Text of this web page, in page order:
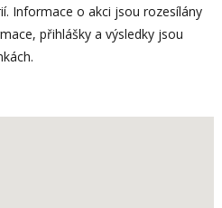
Informace o akci jsou rozesílány
přihlášky a výsledky jsou